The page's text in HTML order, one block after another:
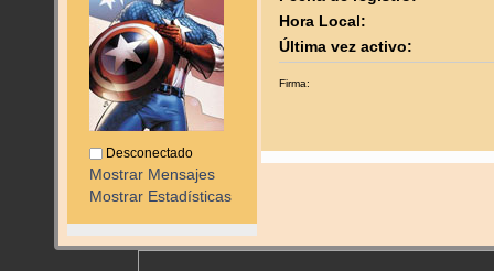
Desconectado
Mostrar Mensajes
Mostrar Estadísticas
Hora Local:
Última vez activo:
Firma: